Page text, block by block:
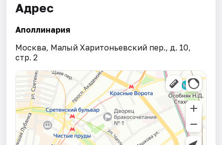
Адрес
Аполлинария
Москва, Малый Харитоньевский пер., д. 10,
стр. 2